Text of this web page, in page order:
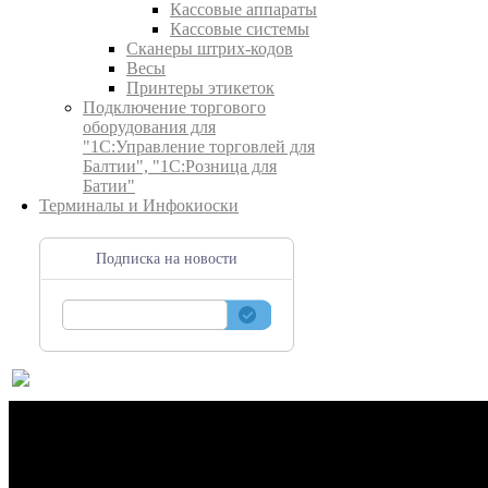
Кассовые аппараты
Кассовые системы
Сканеры штрих-кодов
Весы
Принтеры этикеток
Подключение торгового
оборудования для
"1С:Управление торговлей для
Балтии", "1С:Розница для
Батии"
Терминалы и Инфокиоски
Подписка на новости